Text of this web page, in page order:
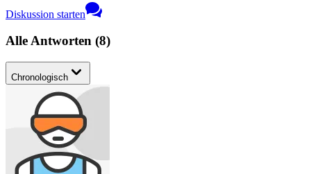
Diskussion starten
Alle Antworten (8)
Chronologisch